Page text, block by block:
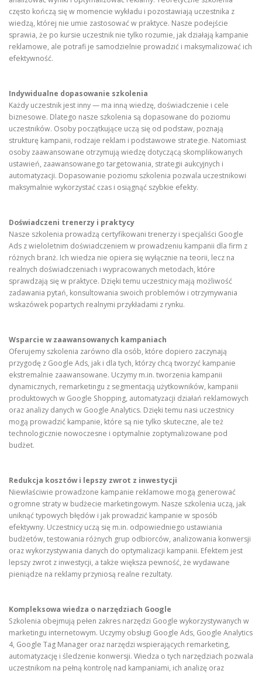
często kończą się w momencie wykładu i pozostawiają uczestnika z
wiedzą, której nie umie zastosować w praktyce. Nasze podejście
sprawia, że po kursie uczestnik nie tylko rozumie, jak działają kampanie
reklamowe, ale potrafi je samodzielnie prowadzić i maksymalizować ich
efektywność.
Indywidualne dopasowanie szkolenia
Każdy uczestnik jest inny — ma inną wiedzę, doświadczenie i cele
biznesowe. Dlatego nasze szkolenia są dopasowane do poziomu
uczestników. Osoby początkujące uczą się od podstaw, poznają
strukturę kampanii, rodzaje reklam i podstawowe strategie. Natomiast
osoby zaawansowane otrzymują wiedzę dotyczącą skomplikowanych
ustawień, zaawansowanego targetowania, strategii aukcyjnych i
automatyzacji. Dopasowanie poziomu szkolenia pozwala uczestnikowi
maksymalnie wykorzystać czas i osiągnąć szybkie efekty.
Doświadczeni trenerzy i praktycy
Nasze szkolenia prowadzą certyfikowani trenerzy i specjaliści Google
Ads z wieloletnim doświadczeniem w prowadzeniu kampanii dla firm z
różnych branż. Ich wiedza nie opiera się wyłącznie na teorii, lecz na
realnych doświadczeniach i wypracowanych metodach, które
sprawdzają się w praktyce. Dzięki temu uczestnicy mają możliwość
zadawania pytań, konsultowania swoich problemów i otrzymywania
wskazówek popartych realnymi przykładami z rynku.
Wsparcie w zaawansowanych kampaniach
Oferujemy szkolenia zarówno dla osób, które dopiero zaczynają
przygodę z Google Ads, jak i dla tych, którzy chcą tworzyć kampanie
ekstremalnie zaawansowane. Uczymy m.in. tworzenia kampanii
dynamicznych, remarketingu z segmentacją użytkowników, kampanii
produktowych w Google Shopping, automatyzacji działań reklamowych
oraz analizy danych w Google Analytics. Dzięki temu nasi uczestnicy
mogą prowadzić kampanie, które są nie tylko skuteczne, ale też
technologicznie nowoczesne i optymalnie zoptymalizowane pod
budżet.
Redukcja kosztów i lepszy zwrot z inwestycji
Niewłaściwie prowadzone kampanie reklamowe mogą generować
ogromne straty w budżecie marketingowym. Nasze szkolenia uczą, jak
uniknąć typowych błędów i jak prowadzić kampanie w sposób
efektywny. Uczestnicy uczą się m.in. odpowiedniego ustawiania
budżetów, testowania różnych grup odbiorców, analizowania konwersji
oraz wykorzystywania danych do optymalizacji kampanii. Efektem jest
lepszy zwrot z inwestycji, a także większa pewność, że wydawane
pieniądze na reklamy przyniosą realne rezultaty.
Kompleksowa wiedza o narzędziach Google
Szkolenia obejmują pełen zakres narzędzi Google wykorzystywanych w
marketingu internetowym. Uczymy obsługi Google Ads, Google Analytics
4, Google Tag Manager oraz narzędzi wspierających remarketing,
automatyzację i śledzenie konwersji. Wiedza o tych narzędziach pozwala
uczestnikom na pełną kontrolę nad kampaniami, ich analizę oraz